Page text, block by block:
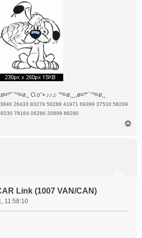
O.o°• ♪♪♫ °º¤ø,¸¸,ø¤º°`°º¤ø,¸
26433 83279 50288 41971 69399 37510 58209
78164 06286 20899 86280
Link (1007 VAN/CAN)
11:58:10